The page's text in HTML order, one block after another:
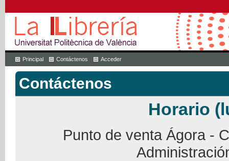
Principal Contáctenos Acceder
Contáctenos
Horario
Punto de venta Ágora -